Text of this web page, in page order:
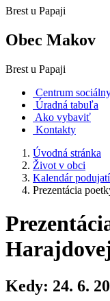
Brest u Papaji
Obec Makov
Brest u Papaji
Centrum
Úradná tabuľa
Ako vybaviť
Kontakty
Úvodná stránka
Život v obci
Kalendár podujatí
Prezentácia
Kedy: 24. 6.